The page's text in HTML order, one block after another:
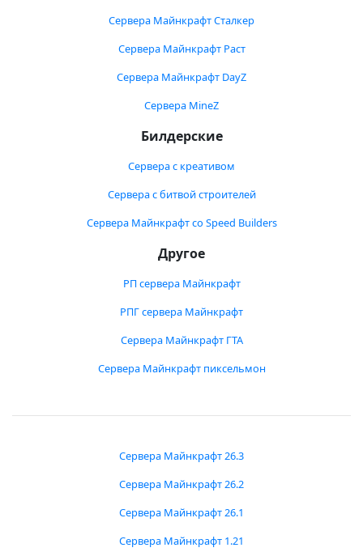
Сервера Майнкрафт Сталкер
Сервера Майнкрафт Раст
Сервера Майнкрафт DayZ
Сервера MineZ
Билдерские
Сервера с креативом
Сервера с битвой строителей
Сервера Майнкрафт со Speed Builders
Другое
РП сервера Майнкрафт
РПГ сервера Майнкрафт
Сервера Майнкрафт ГТА
Сервера Майнкрафт пиксельмон
Сервера Майнкрафт 26.3
Сервера Майнкрафт 26.2
Сервера Майнкрафт 26.1
Сервера Майнкрафт 1.21